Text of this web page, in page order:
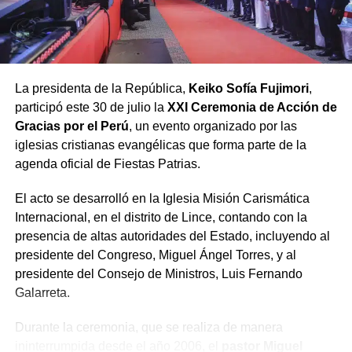
venta de sentencias judiciales y actos de corrupción
ciudadana.
anhelada reconciliación en un país «herido y dividido»,
es imperativo realizar dos renuncias:
Renunciar a la
calificó como el «virus
del poder», yrenunciar
a la «acusación
crónica», considerada
La presidenta de la República, Keiko Sofía Fujimori,
participó este 30 de julio la XXI Ceremonia de Acción de
Gracias por el Perú, un evento organizado por las
iglesias cristianas evangélicas que forma parte de la
agenda oficial de Fiestas Patrias.
El acto se desarrolló en la Iglesia Misión Carismática
Internacional, en el distrito de Lince, contando con la
presencia de altas autoridades del Estado, incluyendo al
presidente del Congreso, Miguel Ángel Torres, y al
presidente del Consejo de Ministros, Luis Fernando
Galarreta.
Durante la ceremonia, que se realiza de manera